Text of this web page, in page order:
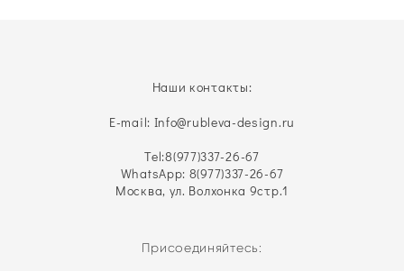
Наши контакты:
E-mail: Info@rubleva-design.ru
Tel:8(977)337-26-67
WhatsApp: 8(977)337-26-67
Москва, ул. Волхонка 9стр.1
Присоединяйтесь: